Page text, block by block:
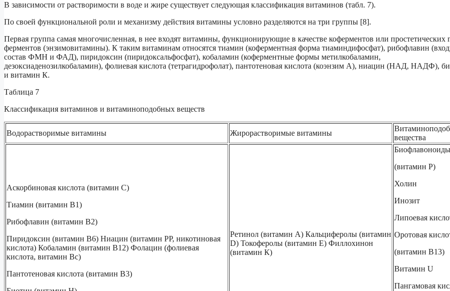
В зависимости от растворимости в воде и жире существует следующая классификация витаминов (табл. 7).
По своей функциональной роли и механизму действия витамины условно разделяются на три группы [8].
Первая группа самая многочисленная, в нее входят витамины, функционирующие в качестве коферментов или простетических
ферментов (энзимовитамины). К таким витаминам относятся тиамин (коферментная форма тиаминдифосфат), рибофлавин
состав ФМН и ФАД), пиридоксин (пиридоксальфосфат), кобаламин (коферментные формы метилкобаламин,
дезоксиаденозилкобаламин), фолиевая кислота (тетрагидрофолат), пантотеновая кислота (коэнзим А), ниацин (НАД, НАДФ),
и витамин К.
Таблица 7
Классификация витаминов и витаминоподобных веществ
Водорастворимые витамины Жирорастворимые витамины
вещества
Аскорбиновая кислота (витамин С)
Тиамин (витамин В1)
Рибофлавин (витамин В2)
Пиридоксин (витамин В6) Ниацин (витамин РР, никотиновая
кислота) Кобаламин (витамин В12) Фолацин (фолиевая
кислота, витамин Вс)
Пантотеновая кислота (витамин В3)
Ретинол (витамин А) Кальциферолы (витамин
D) Токоферолы (витамин Е) Филлохинон
(витамин К)
Биофлавоноиды
(витамин Р)
Холин
Инозит
Липоевая
Оротовая
(витамин В13)
Витамин U
Пангамовая